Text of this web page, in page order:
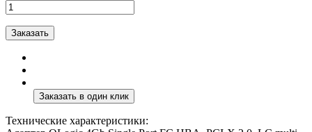
Заказать
Технические характеристики: